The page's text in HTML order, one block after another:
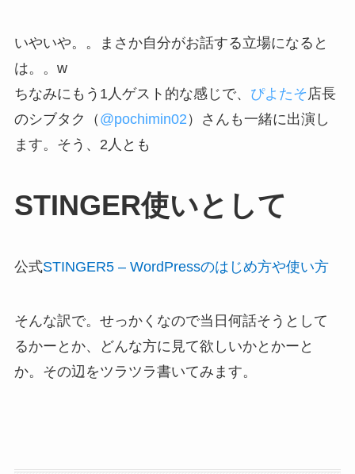
いやいや。。まさか自分がお話する立場になると
は。。w
ちなみにもう1人ゲスト的な感じで、 ぴよたそ店長
のシブタク（ @pochimin02 ）さんも一緒に出演し
ます。そう、2人とも
STINGER使いとして
公式STINGER5 – WordPressのはじめ方や使い方
そんな訳で。せっかくなので当日何話そうとして
るかーとか、どんな方に見て欲しいかとかーと
か。その辺をツラツラ書いてみます。